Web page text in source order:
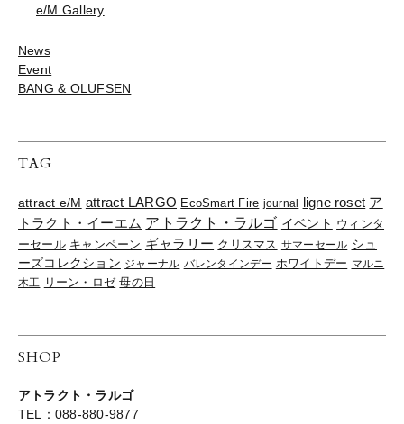
e/M Gallery
News
Event
BANG & OLUFSEN
TAG
attract e/M attract LARGO EcoSmart Fire journal ligne roset ア
トラクト・イーエム アトラクト・ラルゴ イベント ウィンタ
ーセール キャンペーン ギャラリー クリスマス サマーセール シュ
ーズコレクション ジャーナル バレンタインデー ホワイトデー マルニ
木工 リーン・ロゼ 母の日
SHOP
アトラクト・ラルゴ
TEL：088-880-9877